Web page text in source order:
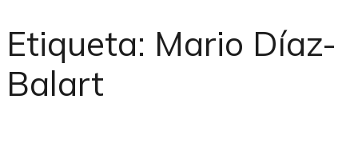
Etiqueta: Mario Díaz-
Balart